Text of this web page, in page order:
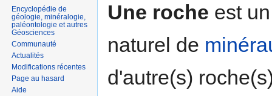
Une roche est
naturel de
d'autre(s)
Encyclopédie de
géologie, minéralogie,
paléontologie et autres
Géosciences
Communauté
Actualités
Modifications récentes
Page au hasard
Aide